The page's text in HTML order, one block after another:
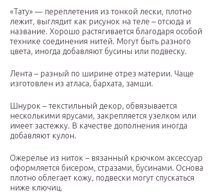
«Тату» — переплетения из тонкой лески, плотно
лежит, выглядит как рисунок на теле – отсюда и
название. Хорошо растягивается благодаря особой
технике соединения нитей. Могут быть разного
цвета, иногда добавляют бусины или подвеску.
Лента – разный по ширине отрез материи. Чаще
изготовлен из атласа, бархата, замши.
Шнурок – текстильный декор, обвязывается
несколькими ярусами, закрепляется узелком или
имеет застежку. В качестве дополнения иногда
добавляют кулон.
Ожерелье из ниток – вязанный крючком аксессуар
оформляется бисером, стразами, бусинами. Основа
плотно облегает кожу, подвески могут спускаться
ниже ключиц.